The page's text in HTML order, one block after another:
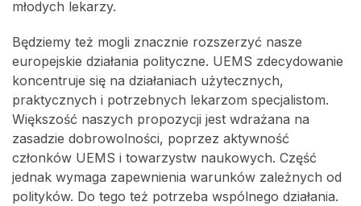
młodych lekarzy.
Będziemy też mogli znacznie rozszerzyć nasze
europejskie działania polityczne. UEMS zdecydowanie
koncentruje się na działaniach użytecznych,
praktycznych i potrzebnych lekarzom specjalistom.
Większość naszych propozycji jest wdrażana na
zasadzie dobrowolności, poprzez aktywność
członków UEMS i towarzystw naukowych. Część
jednak wymaga zapewnienia warunków zależnych od
polityków. Do tego też potrzeba wspólnego działania.